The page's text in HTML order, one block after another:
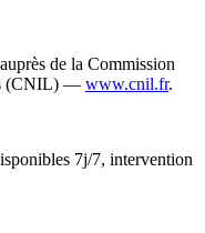
de la Commission
(CNIL) — www.cnil.fr.
7j/7, intervention